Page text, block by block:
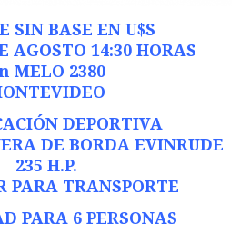
SIN BASE EN U$S
AGOSTO 14:30 HORAS
MELO 2380
DEPORTIVA
DE BORDA EVINRUDE
235 H.P.
PARA TRANSPORTE
PARA 6 PERSONAS